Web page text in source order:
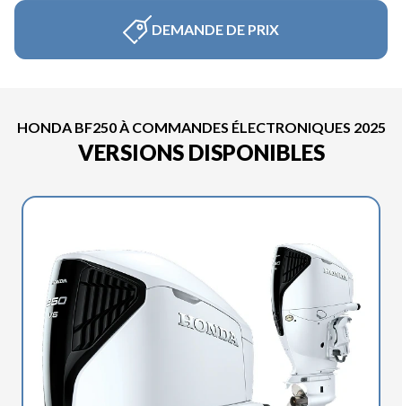
DEMANDE DE PRIX
HONDA BF250 À COMMANDES ÉLECTRONIQUES 2025
VERSIONS DISPONIBLES